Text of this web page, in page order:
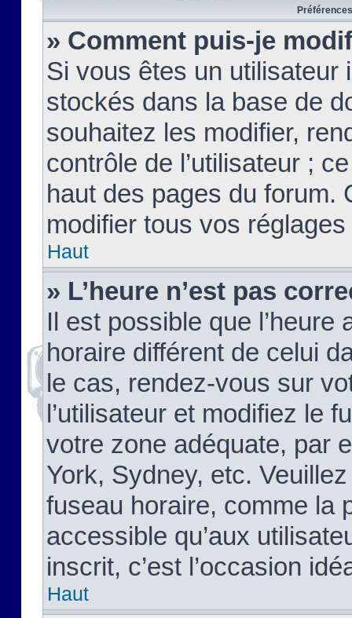
» Comment puis-je
Si vous êtes un
stockés dans la base de
souhaitez les modifier,
contrôle de l’utilisateur ;
haut des pages du forum.
modifier tous vos
Haut
» L’heure n’est pas
Il est possible que
horaire différent de celui
le cas, rendez-vous sur
l’utilisateur et modifiez le
votre zone adéquate, par
York, Sydney, etc.
fuseau horaire, comme la
accessible qu’aux
inscrit, c’est l’occasion
Haut